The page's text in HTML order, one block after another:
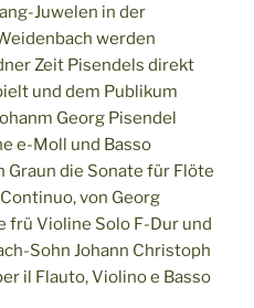
Juwelen in der
werden
Zeit Pisendels direkt
und dem Publikum
Georg Pisendel
e-Moll und Basso
Graun die Sonate für Flöte
von Georg
frü Violine Solo F-Dur und
Sohn Johann Christoph
il Flauto, Violino e Basso